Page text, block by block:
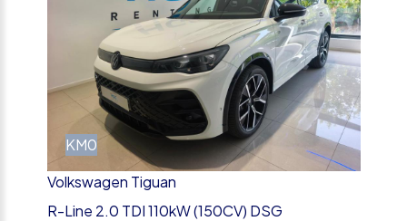
KM0
Volkswagen Tiguan
R-Line 2.0 TDI 110kW (150CV) DSG